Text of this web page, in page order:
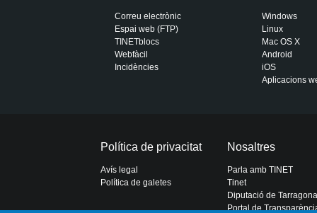
Correu electrònic
Espai web (FTP)
TINETblocs
Webfàcil
Incidències
Windows
Linux
Mac OS X
Android
iOS
Aplicacions
Política de privacitat
Avís legal
Política de galetes
Nosaltres
Parla amb TINET
Tinet
Diputació de Tarragona
Portal de